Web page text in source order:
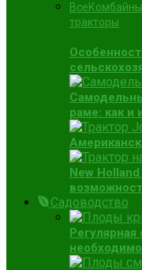
ВсеКомбайны
тракторы
раме: как и
New
Садоводство